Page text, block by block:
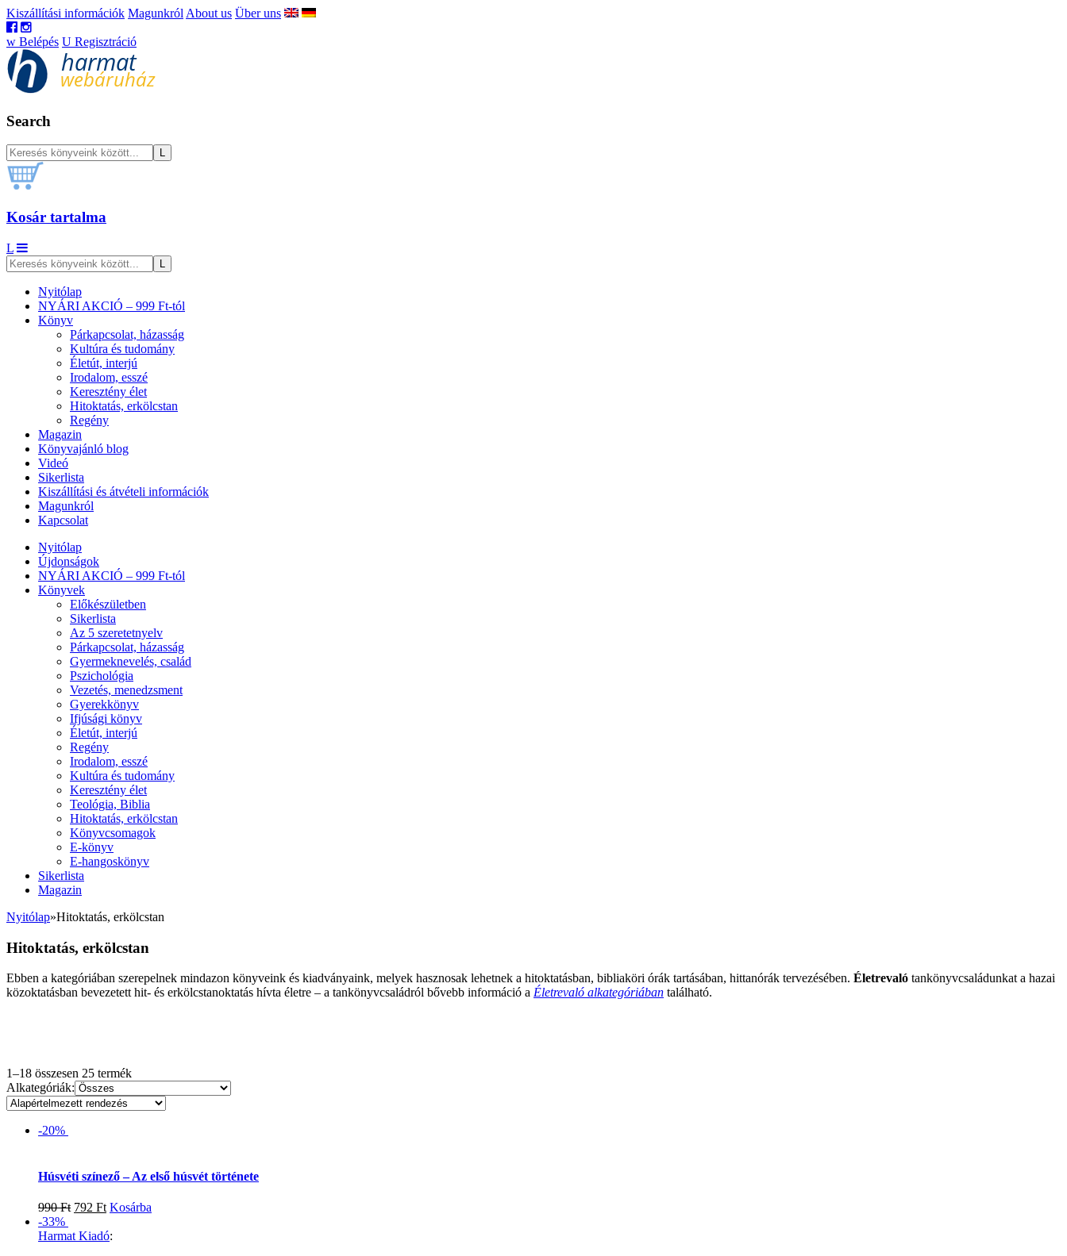
Kiszállítási információk Magunkról About us Über uns
w Belépés U Regisztráció
Search
Kosár tartalma
L
Nyitólap
NYÁRI AKCIÓ – 999 Ft-tól
Könyv
Párkapcsolat, házasság
Kultúra és tudomány
Életút, interjú
Irodalom, esszé
Keresztény élet
Hitoktatás, erkölcstan
Regény
Magazin
Könyvajánló blog
Videó
Sikerlista
Kiszállítási és átvételi információk
Magunkról
Kapcsolat
Nyitólap
Újdonságok
NYÁRI AKCIÓ – 999 Ft-tól
Könyvek
Előkészületben
Sikerlista
Az 5 szeretetnyelv
Párkapcsolat, házasság
Gyermeknevelés, család
Pszichológia
Vezetés, menedzsment
Gyerekkönyv
Ifjúsági könyv
Életút, interjú
Regény
Irodalom, esszé
Kultúra és tudomány
Keresztény élet
Teológia, Biblia
Hitoktatás, erkölcstan
Könyvcsomagok
E-könyv
E-hangoskönyv
Sikerlista
Magazin
Nyitólap»Hitoktatás, erkölcstan
Hitoktatás, erkölcstan
Ebben a kategóriában szerepelnek mindazon könyveink és kiadványaink, melyek hasznosak lehetnek a hitoktatásban, bibliaköri órák tartásában, hittanórák tervezésében. Életrevaló tankönyvcsaládunkat a hazai
közoktatásban bevezetett hit- és erkölcstanoktatás hívta életre – a tankönyvcsaládról bővebb információ a Életrevaló alkategóriában található.
1–18 összesen 25 termék
Alkategóriák:
-20%
Húsvéti színező – Az első húsvét története
990Ft 792 Ft Kosárba
-33%
Harmat Kiadó: